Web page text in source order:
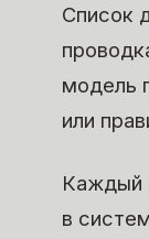
Список
модель
или
Каждый
в